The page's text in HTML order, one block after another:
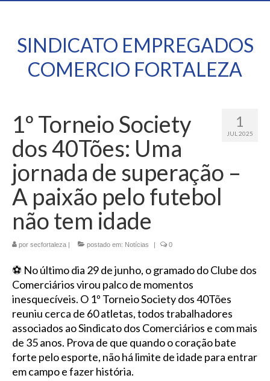
SINDICATO EMPREGADOS
COMERCIO FORTALEZA
1
JUL 2025
1º Torneio Society
dos 40Tões: Uma
jornada de superação –
A paixão pelo futebol
não tem idade
por secfortaleza | postado em: Notícias | 0
⚽ No último dia 29 de junho, o gramado do Clube dos
Comerciários virou palco de momentos
inesquecíveis. O 1º Torneio Society dos 40Tões
reuniu cerca de 60 atletas, todos trabalhadores
associados ao Sindicato dos Comerciários e com mais
de 35 anos. Prova de que quando o coração bate
forte pelo esporte, não há limite de idade para entrar
em campo e fazer história.